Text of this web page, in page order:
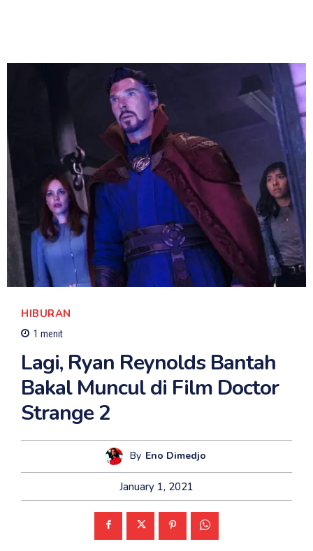
HIBURAN
1 menit
Lagi, Ryan Reynolds Bantah
Bakal Muncul di Film Doctor
Strange 2
By Eno Dimedjo
January 1, 2021